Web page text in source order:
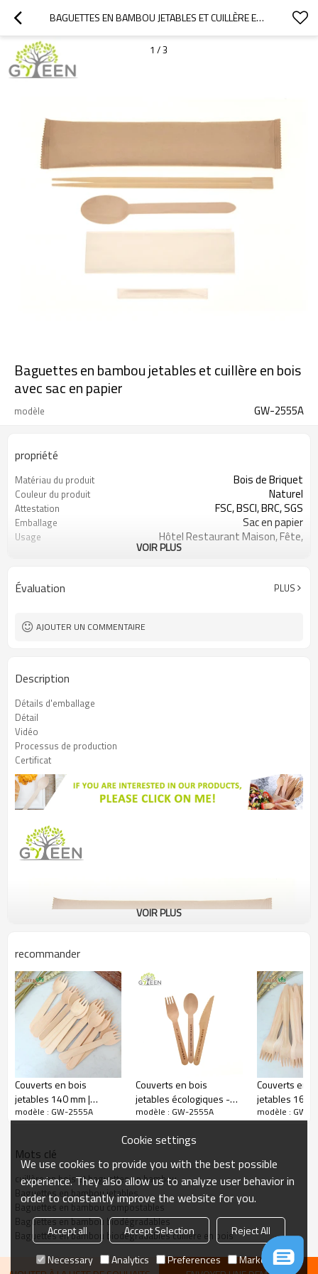
BAGUETTES EN BAMBOU JETABLES ET CUILLÈRE EN BOIS AVEC SAC EN PAPIER
1 /3
Baguettes en bambou jetables et cuillère en bois
avec sac en papier
modèle GW-2555A
propriété
Matériau du produit Bois de Briquet
Couleur du produit Naturel
Attestation FSC, BSCI, BRC, SGS
Emballage Sac en papier
Usage
Hôtel Restaurant Maison, Fête,
Pique-nique et ainsi de suite
Avantage Biodégradable
VOIR PLUS
Évaluation PLUS
AJOUTER UN COMMENTAIRE
Description
Détails d'emballage
Détail
Vidéo
Processus de production
Certificat
GW-2555A + serviette + cure-dents
VOIR PLUS
recommander
Couverts en bois
jetables 140 mm |
Cuillère en bois
respecte
l'environnement
modèle : GW-2555A
Couverts en bois
jetables écologiques -
160mm
modèle : GW-2555A
Couverts en
jetables 165
Fourchette
modèle : GW-
Mots clé
cuillère en bois et baguettes en bambou
Baguettes en bambou jetables
Baguettes en bambou compostables
Baguettes en bambou biodégradables
Baguettes en bambou biodégradables cuillère en bois
Cookie settings
We use cookies to provide you with the best possible
experience. They also allow us to analyze user behavior in
order to constantly improve the website for you.
Accept all Accept Selection
Reject All
Necessary
Analytics Preferences Marketing